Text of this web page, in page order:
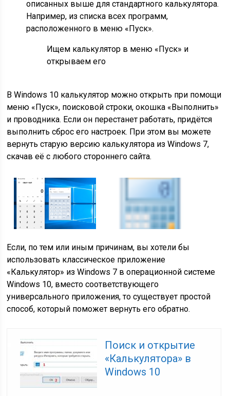
описанных выше для стандартного калькулятора.
Например, из списка всех программ,
расположенного в меню «Пуск».
Ищем калькулятор в меню «Пуск» и
открываем его
В Windows 10 калькулятор можно открыть при помощи
меню «Пуск», поисковой строки, окошка «Выполнить»
и проводника. Если он перестанет работать, придётся
выполнить сброс его настроек. При этом вы можете
вернуть старую версию калькулятора из Windows 7,
скачав её с любого стороннего сайта.
Если, по тем или иным причинам, вы хотели бы
использовать классическое приложение
«Калькулятор» из Windows 7 в операционной системе
Windows 10, вместо соответствующего
универсального приложения, то существует простой
способ, который поможет вернуть его обратно.
Поиск и открытие
«Калькулятора» в
Windows 10